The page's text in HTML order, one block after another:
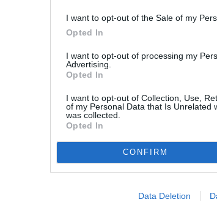
I want to opt-out of the Sale of my
Opted In
I want to opt-out of processing my
Advertising.
Opted In
I want to opt-out of Collection, Use,
of my Personal Data that Is Unrelated
was collected.
Opted In
CONFIRM
Data Deletion
Les médecins
du meilleur
ailleurs appelé la
entier à prier pour lui.
Nelson Mandela
minuit, dit la présidence sud-africaine
pulmonaires.